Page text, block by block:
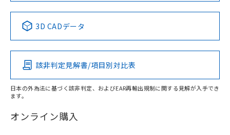
Pb Hg Cd Cr(VI)
O
在庫等で未対応品が混在する可能性があります。
3D CADデータ
該非判定見解書/項目別対比表
日本の外為法に基づく該非判定、およびEAR再輸出規制に関する見解が入手でき
ます。
オンライン購入